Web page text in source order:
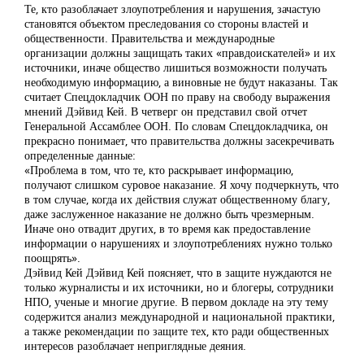
Те, кто разоблачает злоупотребления и нарушения, зачастую
становятся объектом преследования со стороны властей и
общественности. Правительства и международные
организации должны защищать таких «правдоискателей» и их
источники, иначе общество лишиться возможности получать
необходимую информацию, а виновные не будут наказаны. Так
считает Спецдокладчик ООН по праву на свободу выражения
мнений Дэйвид Кей. В четверг он представил свой отчет
Генеральной Ассамблее ООН. По словам Спецдокладчика, он
прекрасно понимает, что правительства должны засекречивать
определенные данные:
«Проблема в том, что те, кто раскрывает информацию,
получают слишком суровое наказание. Я хочу подчеркнуть, что
в том случае, когда их действия служат общественному благу,
даже заслуженное наказание не должно быть чрезмерным.
Иначе оно отвадит других, в то время как предоставление
информации о нарушениях и злоупотреблениях нужно только
поощрять».
Дэйвид Кей Дэйвид Кей поясняет, что в защите нуждаются не
только журналисты и их источники, но и блогеры, сотрудники
НПО, ученые и многие другие. В первом докладе на эту тему
содержится анализ международной и национальной практики,
а также рекомендации по защите тех, кто ради общественных
интересов разоблачает неприглядные деяния.